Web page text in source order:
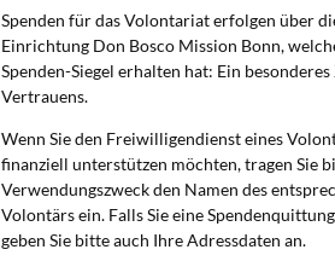
Spenden für das Volontariat erfolgen über
Einrichtung Don Bosco Mission Bonn,
Spenden-Siegel erhalten hat: Ein besonderes
Vertrauens.
Wenn Sie den Freiwilligendienst eines
finanziell unterstützen möchten, tragen Sie
Verwendungszweck den Namen des
Volontärs ein. Falls Sie eine
geben Sie bitte auch Ihre Adressdaten an.